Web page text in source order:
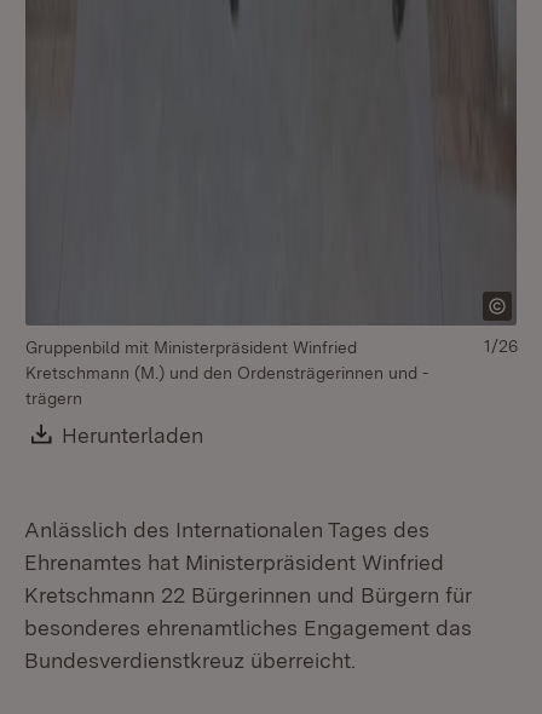
Gruppenbild mit Ministerpräsident Winfried
Kretschmann (M.) und den Ordensträgerinnen und -
trägern
Download:
Herunterladen
1/26
Anlässlich des Internationalen Tages des
Ehrenamtes hat Ministerpräsident Winfried
Kretschmann 22 Bürgerinnen und Bürgern für
besonderes ehrenamtliches Engagement das
Bundesverdienstkreuz überreicht.